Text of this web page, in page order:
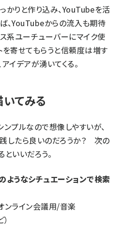
かりと作り込み、YouTubeを活
、YouTubeからの流入も期待
系ユーチューバーにマイク使
寄せてもらうと信頼度は増す
イデアが湧いてくる。
てみる
プルなので想像しやすいが、
したら良いのだろうか？ 次の
いいだろう。
ようなシチュエーションで検索
ンライン会議用/音楽